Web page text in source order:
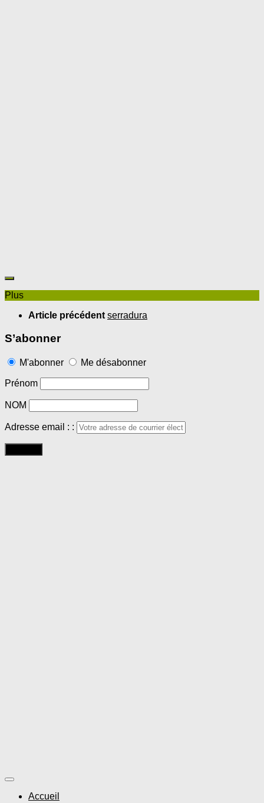
Plus
Article précédent serradura
S’abonner
M'abonner Me désabonner
Prénom
NOM
Adresse email : :
Accueil